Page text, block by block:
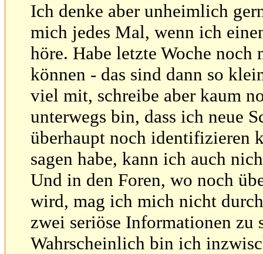
Ich denke aber unheimlich
mich jedes Mal, wenn ich
höre. Habe letzte Woche noch
können - das sind dann so
viel mit, schreibe aber kaum
unterwegs bin, dass ich neue
überhaupt noch identifizieren
sagen habe, kann ich auch
Und in den Foren, wo noch
wird, mag ich mich nicht
zwei seriöse Informationen zu
Wahrscheinlich bin ich